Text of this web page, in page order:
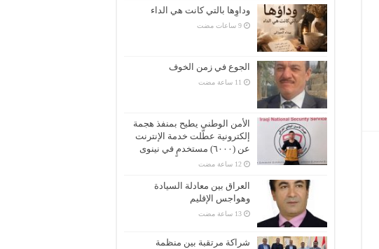
وداوِها بالتي كانت هي الداء
الجوع في زمن الخوف
الأمن الوطني يطيح بمنفذ هجمة
إلكترونية عطّلت خدمة الإنترنت
عن (٦٠٠٠) مستخدمٍ في نينوى
العراق بين معادلة السيادة
وهواجس الإقليم
شراكة مرتقبة بين منظمة